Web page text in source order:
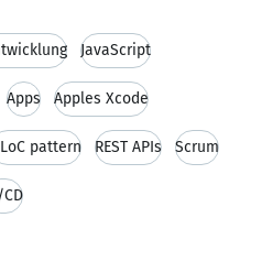
JavaScript
Apps Apples Xcode
pattern REST APIs Scrum